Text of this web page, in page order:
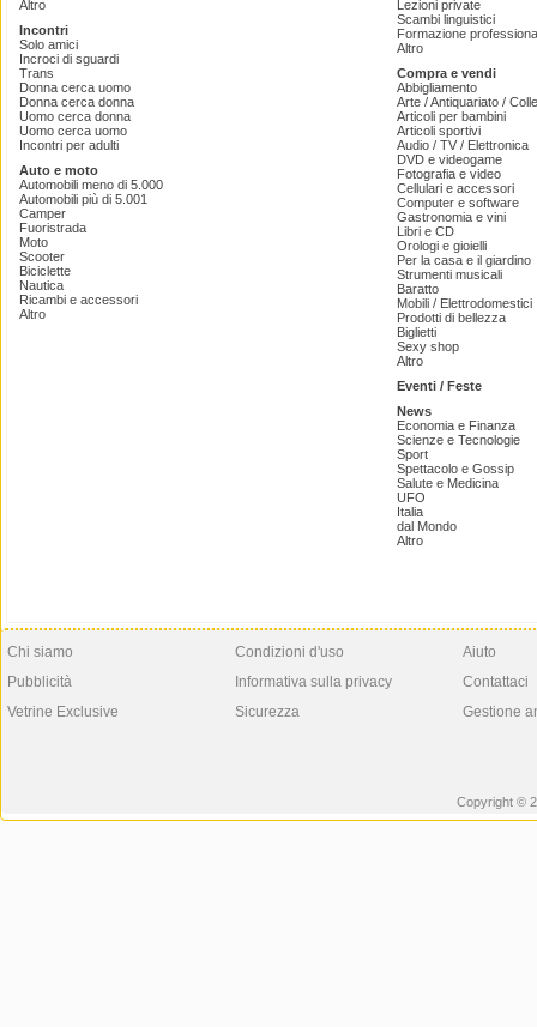
Altro
Incontri
Solo amici
Incroci di sguardi
Trans
Donna cerca uomo
Donna cerca donna
Uomo cerca donna
Uomo cerca uomo
Incontri per adulti
Auto e moto
Automobili meno di 5.000
Automobili più di 5.001
Camper
Fuoristrada
Moto
Scooter
Biciclette
Nautica
Ricambi e accessori
Altro
Lezioni private
Scambi linguistici
Formazione
Altro
Compra e vendi
Abbigliamento
Arte / Antiquariato /
Articoli per bambini
Articoli sportivi
Audio / TV / Elettronica
DVD e videogame
Fotografia e video
Cellulari e accessori
Computer e software
Gastronomia e vini
Libri e CD
Orologi e gioielli
Per la casa e il giardino
Strumenti musicali
Baratto
Mobili / Elettrodomestici
Prodotti di bellezza
Biglietti
Sexy shop
Altro
Eventi / Feste
News
Economia e Finanza
Scienze e Tecnologie
Sport
Spettacolo e Gossip
Salute e Medicina
UFO
Italia
dal Mondo
Altro
Chi siamo
Pubblicità
Vetrine Exclusive
Condizioni d'uso
Informativa sulla privacy
Sicurezza
Aiuto
Contattaci
Gestione
Copyright ©